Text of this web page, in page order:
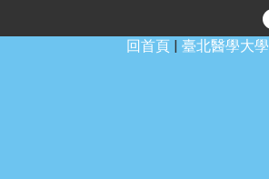
回首頁 | 臺北醫學大學